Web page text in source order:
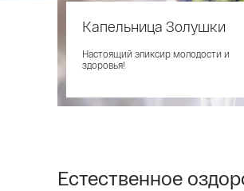
Капельница Золушки
Настоящий эликсир молодости и
здоровья!
Естественное